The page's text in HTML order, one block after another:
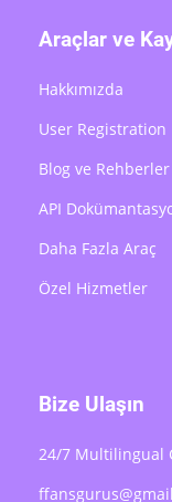
Araçlar ve
Hakkımızda
User Registration
Blog ve Rehberler
API
Daha Fazla Araç
Özel Hizmetler
Bize Ulaşın
24/7 Multilingual